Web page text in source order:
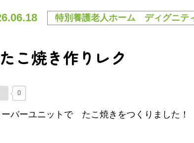
特別養護老人ホーム ディグニテ
こ焼き作りレク
0
ーバーユニットで たこ焼きをつくりました！